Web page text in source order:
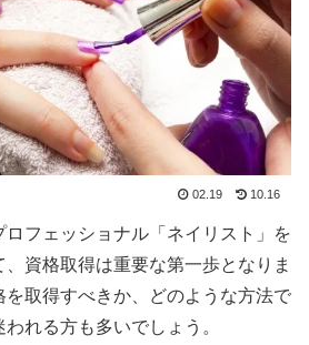
02.19 10.16
フェッショナル「ネイリスト」を
資格取得は重要な第一歩となりま
取得すべきか、どのような方法で
れる方も多いでしょう。